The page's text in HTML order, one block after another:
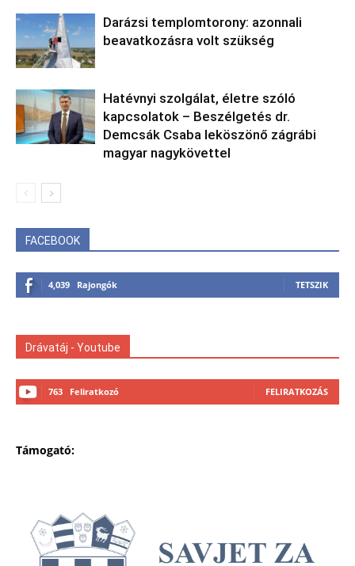
Darázsi templomtorony: azonnali
beavatkozásra volt szükség
Hatévnyi szolgálat, életre szóló
kapcsolatok – Beszélgetés dr.
Demcsák Csaba leköszönő zágrábi
magyar nagykövettel
FACEBOOK
4,039 Rajongók TETSZIK
Drávatáj - Youtube
763 Feliratkozó FELIRATKOZÁS
Támogató: